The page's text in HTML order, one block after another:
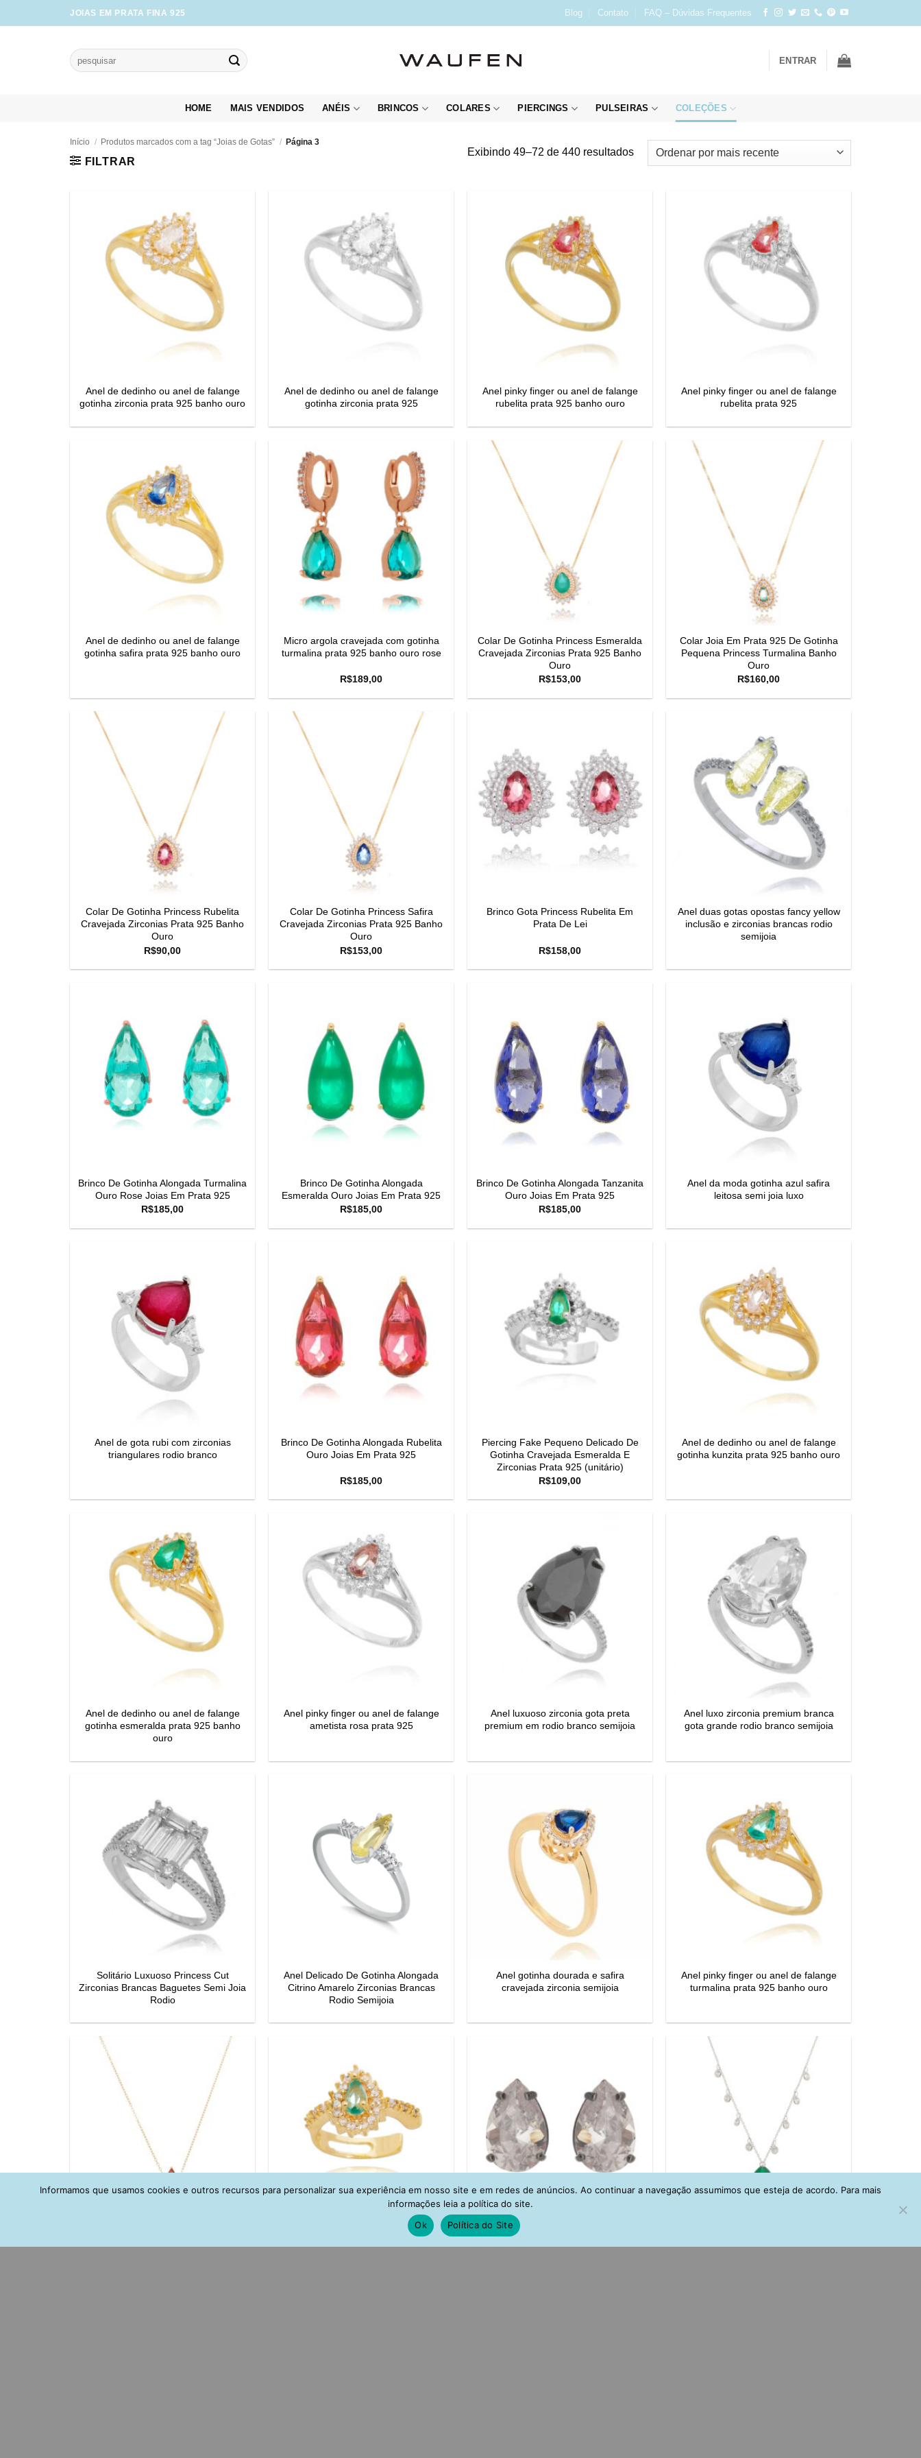
to
JOIAS EM PRATA FINA 925 Blog Contato FAQ – Dúvidas Frequentes
Pesquisar
por:
ENTRAR
HOME MAIS VENDIDOS ANÉIS BRINCOS COLARES PIERCINGS PULSEIRAS COLEÇÕES
Início / Produtos marcados com a tag “Joias de Gotas” / Página 3
FILTRAR
Exibindo 49–72 de 440 resultadosClassificado
por
Anel de dedinho ou anel de falange
gotinha zirconia prata 925 banho ouro
Anel de dedinho ou anel de falange
gotinha zirconia prata 925
Anel pinky finger ou anel de falange
rubelita prata 925 banho ouro
Anel pinky finger ou anel de falange
rubelita prata 925
Anel de dedinho ou anel de falange
gotinha safira prata 925 banho ouro
Micro argola cravejada com gotinha
turmalina prata 925 banho ouro rose
R$189,00
Colar De Gotinha Princess Esmeralda
Cravejada Zirconias Prata 925 Banho
Ouro
R$153,00
Colar Joia Em Prata 925 De Gotinha
Pequena Princess Turmalina Banho
Ouro
R$160,00
Colar De Gotinha Princess Rubelita
Cravejada Zirconias Prata 925 Banho
Ouro
R$90,00
Colar De Gotinha Princess Safira
Cravejada Zirconias Prata 925 Banho
Ouro
R$153,00
Brinco Gota Princess Rubelita Em
Prata De Lei
R$158,00
Anel duas gotas opostas fancy yellow
inclusão e zirconias brancas rodio
semijoia
Brinco De Gotinha Alongada Turmalina
Ouro Rose Joias Em Prata 925
R$185,00
Brinco De Gotinha Alongada
Esmeralda Ouro Joias Em Prata 925
R$185,00
Brinco De Gotinha Alongada Tanzanita
Ouro Joias Em Prata 925
R$185,00
Anel da moda gotinha azul safira
leitosa semi joia luxo
Anel de gota rubi com zirconias
triangulares rodio branco
Brinco De Gotinha Alongada Rubelita
Ouro Joias Em Prata 925
R$185,00
Piercing Fake Pequeno Delicado De
Gotinha Cravejada Esmeralda E
Zirconias Prata 925 (unitário)
R$109,00
Anel de dedinho ou anel de falange
gotinha kunzita prata 925 banho ouro
Anel de dedinho ou anel de falange
gotinha esmeralda prata 925 banho
ouro
Anel pinky finger ou anel de falange
ametista rosa prata 925
Anel luxuoso zirconia gota preta
premium em rodio branco semijoia
Anel luxo zirconia premium branca
gota grande rodio branco semijoia
Solitário Luxuoso Princess Cut
Zirconias Brancas Baguetes Semi Joia
Rodio
Anel Delicado De Gotinha Alongada
Citrino Amarelo Zirconias Brancas
Rodio Semijoia
Anel gotinha dourada e safira
cravejada zirconia semijoia
Anel pinky finger ou anel de falange
turmalina prata 925 banho ouro
Banho De Ouro Joias Em Prata 925
Piercing De Pressão Gota Turmalina
Cravejada Prata 925 Banho Ouro
Brinco De Gota Zirconias Brancas
Rodio Negro Semi Joia
Leitosa Em Ródio Branco Corrente De
Informamos que usamos cookies e outros recursos para personalizar sua experiência em nosso site e em redes de anúncios. Ao continuar a navegação assumimos que esteja de acordo. Para mais
informações leia a política do site.
Ok
Política do Site